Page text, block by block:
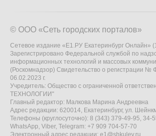
© ООО «Сеть городских порталов»
Сетевое издание «Е1.РУ Екатеринбург Онлайн»
Зарегистрировано Федеральной службой по
информационных технологий и массовых
(Роскомнадзор) Свидетельство о регистрации №
06.02.2023 г.
Учредитель: Общество с ограниченной
ТЕХНОЛОГИИ"
Главный редактор: Малкова Марина Андреевна
Адрес редакции: 620014, Екатеринбург, ул.
Телефоны (круглосуточно): 8 (343) 379-49-95, 34-
WhatsApp, Viber, Telegram: +7 909 704-57-70
Электронный адрес редакции: e1@shkulev.ru